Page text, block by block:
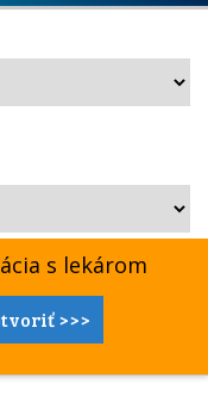
s lekárom
>>>